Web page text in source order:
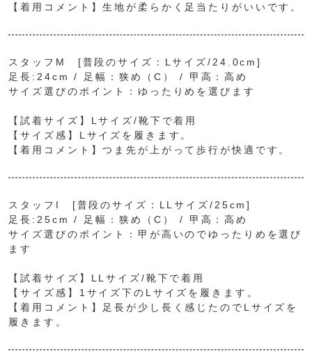
【着用コメント】生地が柔らかく足当たりがいいです。
スタッフM [普段のサイズ：Lサイズ/24.0cm]
足長:24cm / 足幅：狭め（C） / 甲高：高め
サイズ選びのポイント：ゆったりめを選びます
【試着サイズ】Lサイズ/靴下で着用
【サイズ感】Lサイズを履きます。
【着用コメント】つま先が上がって歩行が快適です。
スタッフI [普段のサイズ：LLサイズ/25cm]
足長:25cm / 足幅：狭め（C） / 甲高：高め
サイズ選びのポイント：甲が高いのでゆったりめを選び
ます
【試着サイズ】LLサイズ/靴下で着用
【サイズ感】1サイズ下のLサイズを履きます。
【着用コメント】足長が少し長く感じたのでLサイズを
履きます。